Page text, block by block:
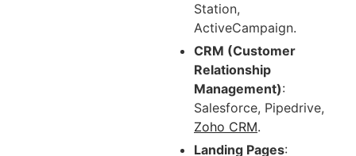
Station,
ActiveCampaign.
CRM (Customer
Relationship
Management):
Salesforce, Pipedrive,
Zoho CRM.
Landing Pages: